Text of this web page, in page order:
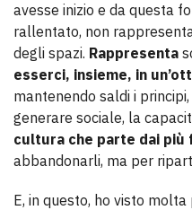
avesse inizio e da questa
rallentato, non
degli spazi. Rappresenta
esserci, insieme, in
mantenendo saldi i
generare sociale, la
cultura che parte dai
abbandonarli, ma per
E, in questo, ho visto molta